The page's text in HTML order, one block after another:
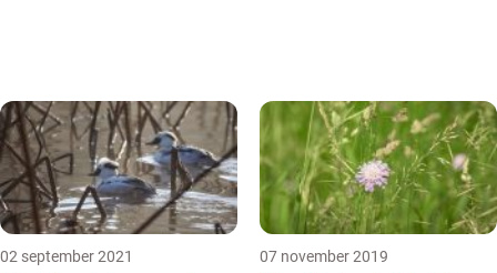
02 september 2021 07 november 2019